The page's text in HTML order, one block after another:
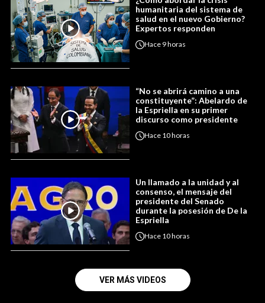
humanitaria del sistema de
salud en el nuevo Gobierno?
Expertos responden
Hace 9 horas
“No se abrirá camino a una
constituyente”: Abelardo de
la Espriella en su primer
discurso como presidente
Hace 10 horas
Un llamado a la unidad y al
consenso, el mensaje del
presidente del Senado
durante la posesión de De la
Espriella
Hace 10 horas
VER MÁS VIDEOS